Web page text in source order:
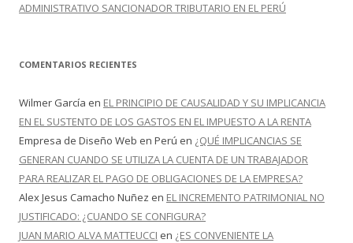
ADMINISTRATIVO SANCIONADOR TRIBUTARIO EN EL PERÚ
COMENTARIOS RECIENTES
Wilmer García en EL PRINCIPIO DE CAUSALIDAD Y SU IMPLICANCIA
EN EL SUSTENTO DE LOS GASTOS EN EL IMPUESTO A LA RENTA
Empresa de Diseño Web en Perú en ¿QUÉ IMPLICANCIAS SE
GENERAN CUANDO SE UTILIZA LA CUENTA DE UN TRABAJADOR
PARA REALIZAR EL PAGO DE OBLIGACIONES DE LA EMPRESA?
Alex Jesus Camacho Nuñez en EL INCREMENTO PATRIMONIAL NO
JUSTIFICADO: ¿CUANDO SE CONFIGURA?
JUAN MARIO ALVA MATTEUCCI en ¿ES CONVENIENTE LA